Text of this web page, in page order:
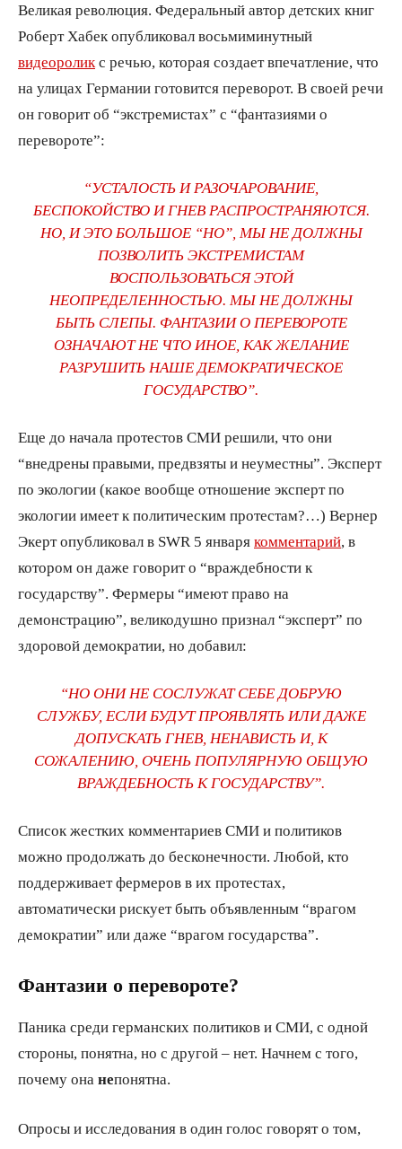
Великая революция. Федеральный автор детских книг
Роберт Хабек опубликовал восьмиминутный
видеоролик с речью, которая создает впечатление, что
на улицах Германии готовится переворот. В своей речи
он говорит об “экстремистах” с “фантазиями о
перевороте”:
“УСТАЛОСТЬ И РАЗОЧАРОВАНИЕ,
БЕСПОКОЙСТВО И ГНЕВ РАСПРОСТРАНЯЮТСЯ.
НО, И ЭТО БОЛЬШОЕ “НО”, МЫ НЕ ДОЛЖНЫ
ПОЗВОЛИТЬ ЭКСТРЕМИСТАМ
ВОСПОЛЬЗОВАТЬСЯ ЭТОЙ
НЕОПРЕДЕЛЕННОСТЬЮ. МЫ НЕ ДОЛЖНЫ
БЫТЬ СЛЕПЫ. ФАНТАЗИИ О ПЕРЕВОРОТЕ
ОЗНАЧАЮТ НЕ ЧТО ИНОЕ, КАК ЖЕЛАНИЕ
РАЗРУШИТЬ НАШЕ ДЕМОКРАТИЧЕСКОЕ
ГОСУДАРСТВО”.
Еще до начала протестов СМИ решили, что они
“внедрены правыми, предвзяты и неуместны”. Эксперт
по экологии (какое вообще отношение эксперт по
экологии имеет к политическим протестам?…) Вернер
Экерт опубликовал в SWR 5 января комментарий , в
котором он даже говорит о “враждебности к
государству”. Фермеры “имеют право на
демонстрацию”, великодушно признал “эксперт” по
здоровой демократии, но добавил:
“НО ОНИ НЕ СОСЛУЖАТ СЕБЕ ДОБРУЮ
СЛУЖБУ, ЕСЛИ БУДУТ ПРОЯВЛЯТЬ ИЛИ ДАЖЕ
ДОПУСКАТЬ ГНЕВ, НЕНАВИСТЬ И, К
СОЖАЛЕНИЮ, ОЧЕНЬ ПОПУЛЯРНУЮ ОБЩУЮ
ВРАЖДЕБНОСТЬ К ГОСУДАРСТВУ”.
Список жестких комментариев СМИ и политиков
можно продолжать до бесконечности. Любой, кто
поддерживает фермеров в их протестах,
автоматически рискует быть объявленным “врагом
демократии” или даже “врагом государства”.
Фантазии о перевороте?
Паника среди германских политиков и СМИ, с одной
стороны, понятна, но с другой – нет. Начнем с того,
почему она непонятна.
Опросы и исследования в один голос говорят о том,